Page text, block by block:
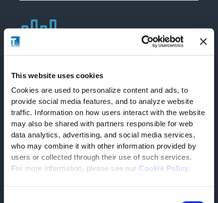
This website uses cookies
Cookies are used to personalize content and ads, to
provide social media features, and to analyze website
traffic. Information on how users interact with the website
may also be shared with partners responsible for web
data analytics, advertising, and social media services,
who may combine it with other information provided by
users or collected through their use of such services.
For more information, please see our Cookie Policy.
Durch dieDatenanalyse stehen unmittelba
Vereinbarungen mit Lieferanten und
Unterauftragnehmern aufgrund von plötzlichen
Nachfrageschwankungen schnell anzupassen. So kann
in Ausnahmesituationen rechtzeitig eingegriffen werden.